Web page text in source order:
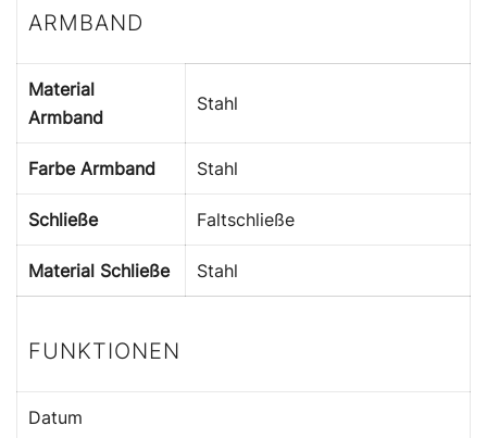
ARMBAND
Material
Armband
Stahl
Farbe Armband Stahl
Schließe Faltschließe
Material Schließe Stahl
FUNKTIONEN
Datum